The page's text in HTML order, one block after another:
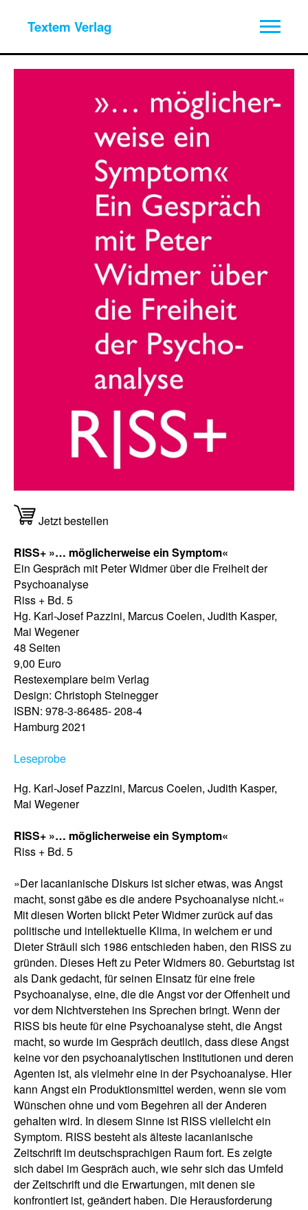
Textem Verlag
Hg. Karl-Josef Pazzini, Marcus Coelen, Judith Kasper,
Mai Wegener
RISS+ »… möglicherweise ein Symptom«
Riss + Bd. 5
»Der lacanianische Diskurs ist sicher etwas, was Angst
macht, sonst gäbe es die andere Psychoanalyse nicht.«
Mit diesen Worten blickt Peter Widmer zurück auf das
politische und intellektuelle Klima, in welchem er und
Dieter Sträuli sich 1986 entschieden haben, den RISS zu
gründen. Dieses Heft zu Peter Widmers 80. Geburtstag ist
als Dank gedacht, für seinen Einsatz für eine freie
Psychoanalyse, eine, die die Angst vor der Offenheit und
vor dem Nichtverstehen ins Sprechen bringt. Wenn der
RISS bis heute für eine Psychoanalyse steht, die Angst
macht, so wurde im Gespräch deutlich, dass diese Angst
keine vor den psychoanalytischen Institutionen und deren
Agenten ist, als vielmehr eine in der Psychoanalyse. Hier
kann Angst ein Produktionsmittel werden, wenn sie vom
Wünschen ohne und vom Begehren all der Anderen
gehalten wird. In diesem Sinne ist RISS vielleicht ein
Symptom. RISS besteht als älteste lacanianische
Zeitschrift im deutschsprachigen Raum fort. Es zeigte
sich dabei im Gespräch auch, wie sehr sich das Umfeld
der Zeitschrift und die Erwartungen, mit denen sie
konfrontiert ist, geändert haben. Die Herausforderung
Jetzt bestellen
RISS+ »… möglicherweise ein Symptom«
Ein Gespräch mit Peter Widmer über die Freiheit der
Psychoanalyse
Riss + Bd. 5
Hg. Karl-Josef Pazzini, Marcus Coelen, Judith Kasper,
Mai Wegener
48 Seiten
9,00 Euro
Restexemplare beim Verlag
Design: Christoph Steinegger
ISBN: 978-3-86485- 208-4
Hamburg 2021
Leseprobe